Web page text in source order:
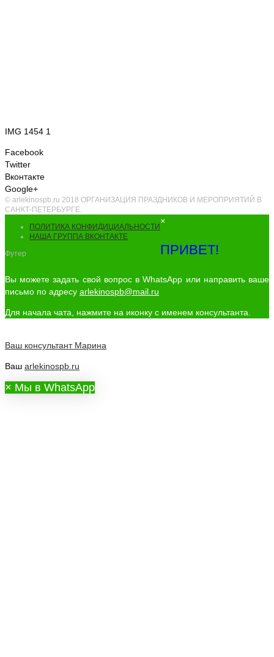
IMG 1454 1
Facebook
Twitter
Вконтакте
Google+
© arlekinospb.ru 2018 ОРГАНИЗАЦИЯ ПРАЗДНИКОВ И МЕРОПРИЯТИЙ В
САНКТ-ПЕТЕРБУРГЕ.
ПОЛИТИКА КОНФИДИЦИАЛЬНОСТИ
НАША ГРУППА ВКОНТАКТЕ
Футер
×
ПРИВЕТ!
Вы можете задать свой вопрос в WhatsApp или направить ваше
письмо по адресу arlekinospb@mail.ru
Для начала чата, нажмите на иконку с именем консультанта.
Ваш консультант Марина
Ваш arlekinospb.ru
× Мы в WhatsApp